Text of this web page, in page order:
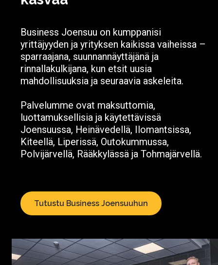
Business Joensuu on kumppanisi
yrittäjyyden ja yrityksen kaikissa vaiheissa –
sparraajana, suunnannäyttäjänä ja
rinnallakulkijana, kun etsit uusia
mahdollisuuksia ja seuraavia askeleita.
Palvelumme ovat maksuttomia,
luottamuksellisia ja käytettävissä
Joensuussa, Heinävedellä, Ilomantsissa,
Kiteellä, Liperissä, Outokummussa,
Polvijärvellä, Rääkkylässä ja Tohmajärvellä.
Tutustu Business Joensuuhun